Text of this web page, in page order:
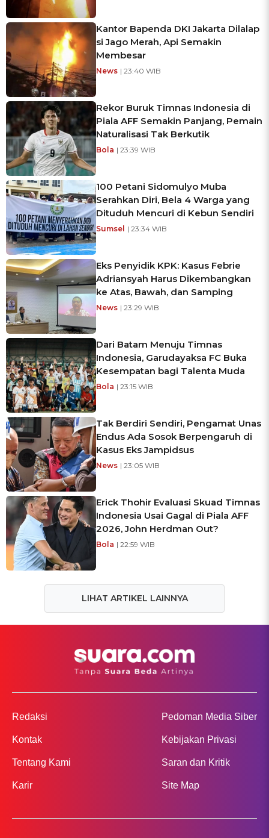
Kantor Bapenda DKI Jakarta Dilalap
si Jago Merah, Api Semakin
Membesar
News | 23:40 WIB
Rekor Buruk Timnas Indonesia di
Piala AFF Semakin Panjang, Pemain
Naturalisasi Tak Berkutik
Bola | 23:39 WIB
100 Petani Sidomulyo Muba
Serahkan Diri, Bela 4 Warga yang
Dituduh Mencuri di Kebun Sendiri
Sumsel | 23:34 WIB
Eks Penyidik KPK: Kasus Febrie
Adriansyah Harus Dikembangkan
ke Atas, Bawah, dan Samping
News | 23:29 WIB
Dari Batam Menuju Timnas
Indonesia, Garudayaksa FC Buka
Kesempatan bagi Talenta Muda
Bola | 23:15 WIB
Tak Berdiri Sendiri, Pengamat Unas
Endus Ada Sosok Berpengaruh di
Kasus Eks Jampidsus
News | 23:05 WIB
Erick Thohir Evaluasi Skuad Timnas
Indonesia Usai Gagal di Piala AFF
2026, John Herdman Out?
Bola | 22:59 WIB
LIHAT ARTIKEL LAINNYA
Redaksi
Kontak
Tentang Kami
Karir
Pedoman Media Siber
Kebijakan Privasi
Saran dan Kritik
Site Map